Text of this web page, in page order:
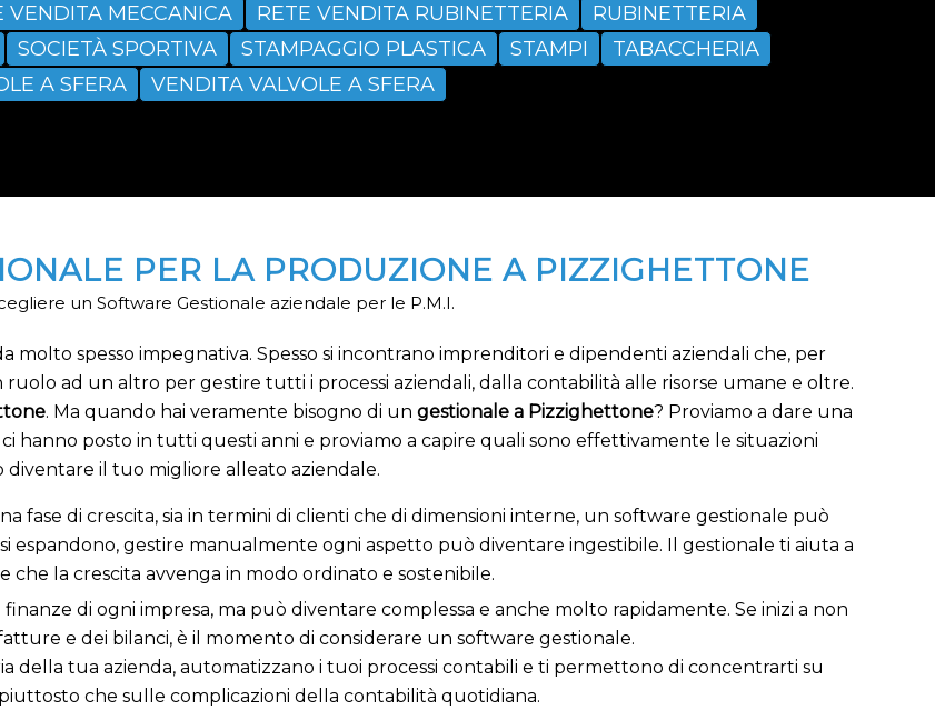
VENDITA MECCANICA RETE VENDITA RUBINETTERIA
RUBINETTERIA
SOCIETÀ SPORTIVA STAMPAGGIO PLASTICA STAMPI
TABACCHERIA
A SFERA
VENDITA VALVOLE A SFERA
PER LA PRODUZIONE A PIZZIGHETTONE
un Software Gestionale aziendale per le P.M.I.
molto spesso impegnativa. Spesso si incontrano imprenditori e dipendenti aziendali che, per
ad un altro per gestire tutti i processi aziendali, dalla contabilità alle risorse umane e oltre.
. Ma quando hai veramente bisogno di un gestionale a Pizzighettone? Proviamo a dare una
hanno posto in tutti questi anni e proviamo a capire quali sono effettivamente le situazioni
diventare il tuo migliore alleato aziendale.
fase di crescita, sia in termini di clienti che di dimensioni interne, un software gestionale può
espandono, gestire manualmente ogni aspetto può diventare ingestibile. Il gestionale ti aiuta a
la crescita avvenga in modo ordinato e sostenibile.
di ogni impresa, ma può diventare complessa e anche molto rapidamente. Se inizi a non
e dei bilanci, è il momento di considerare un software gestionale.
della tua azienda, automatizzano i tuoi processi contabili e ti permettono di concentrarti su
che sulle complicazioni della contabilità quotidiana.